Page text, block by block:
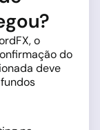
o
do
deve